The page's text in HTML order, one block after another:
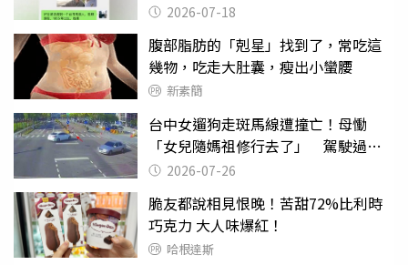
2026-07-18
腹部脂肪的「剋星」找到了，常吃這
幾物，吃走大肚囊，瘦出小蠻腰
新素簡
台中女遛狗走斑馬線遭撞亡！母慟
「女兒隨媽祖修行去了」 駕駛過失
致死判9月
2026-07-26
脆友都說相見恨晚！苦甜72%比利時
巧克力 大人味爆紅！
哈根達斯